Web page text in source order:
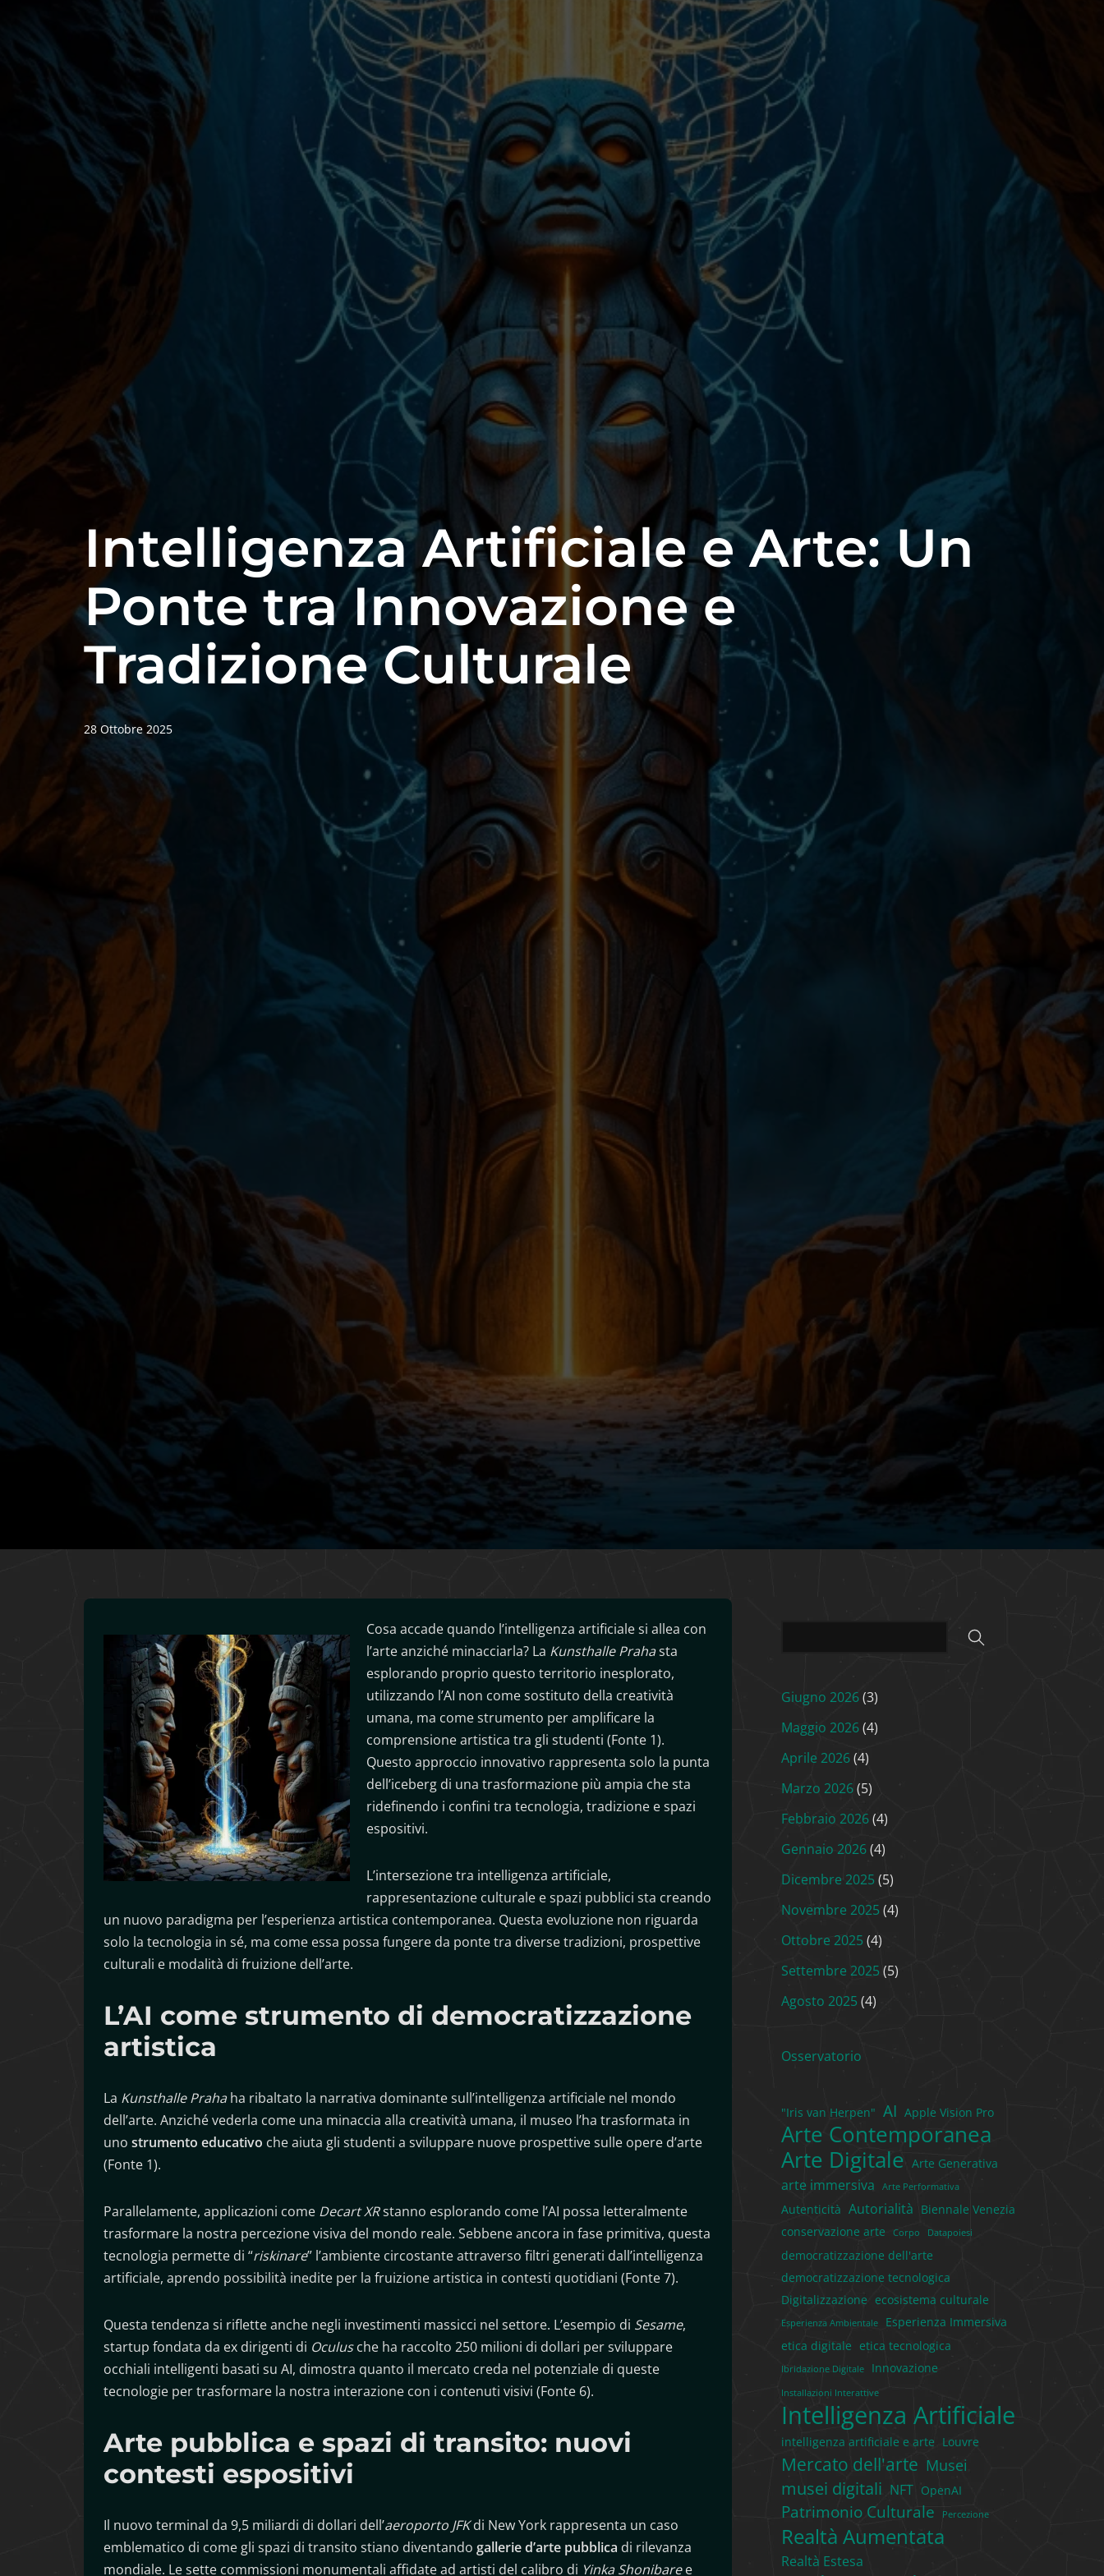
Intelligenza Artificiale e Arte: Un
Ponte tra Innovazione e
Tradizione Culturale
28 Ottobre 2025
Cosa accade quando l’intelligenza artificiale si allea con
l’arte anziché minacciarla? La Kunsthalle Prahasta
esplorando proprio questo territorio inesplorato,
utilizzando l’AI non come sostituto della creatività
umana, ma come strumento per amplificare la
comprensione artistica tra gli studenti (Fonte 1).
Questo approccio innovativo rappresenta solo la punta
dell’iceberg di una trasformazione più ampia che sta
ridefinendo i confini tra tecnologia, tradizione e spazi
espositivi.
L’intersezione tra intelligenza artificiale,
rappresentazione culturale e spazi pubblici sta creando
un nuovo paradigma per l’esperienza artistica contemporanea. Questa evoluzione non riguarda
solo la tecnologia in sé, ma come essa possa fungere da ponte tra diverse tradizioni, prospettive
culturali e modalità di fruizione dell’arte.
L’AI come strumento di democratizzazione
artistica
La Kunsthalle Prahaha ribaltato la narrativa dominante sull’intelligenza artificiale nel mondo
dell’arte. Anziché vederla come una minaccia alla creatività umana, il museo l’ha trasformata in
uno strumento educativo che aiuta gli studenti a sviluppare nuove prospettive sulle opere d’arte
(Fonte 1).
Parallelamente, applicazioni come Decart XRstanno esplorando come l’AI possa letteralmente
trasformare la nostra percezione visiva del mondo reale. Sebbene ancora in fase primitiva, questa
tecnologia permette di “riskinare” l’ambiente circostante attraverso filtri generati dall’intelligenza
artificiale, aprendo possibilità inedite per la fruizione artistica in contesti quotidiani (Fonte 7).
Questa tendenza si riflette anche negli investimenti massicci nel settore. L’esempio di Sesame,
startup fondata da ex dirigenti di Oculusche ha raccolto 250 milioni di dollari per sviluppare
occhiali intelligenti basati su AI, dimostra quanto il mercato creda nel potenziale di queste
tecnologie per trasformare la nostra interazione con i contenuti visivi (Fonte 6).
Arte pubblica e spazi di transito: nuovi
contesti espositivi
Il nuovo terminal da 9,5 miliardi di dollari dell’aeroporto JFKdi New York rappresenta un caso
emblematico di come gli spazi di transito stiano diventando gallerie d’arte pubblica di rilevanza
mondiale. Le sette commissioni monumentali affidate ad artisti del calibro di Yinka Shonibaree
Giugno 2026(3)
Maggio 2026(4)
Aprile 2026(4)
Marzo 2026(5)
Febbraio 2026(4)
Gennaio 2026(4)
Dicembre 2025 (5)
Novembre 2025 (4)
Ottobre 2025 (4)
Settembre 2025 (5)
Agosto 2025 (4)
Osservatorio
"Iris van Herpen" AI Apple Vision Pro
Arte Contemporanea
Arte Digitale Arte Generativa
arte immersiva Arte Performativa
Autenticità Autorialità Biennale Venezia
conservazione arte
Corpo Datapoiesi
democratizzazione dell'arte
democratizzazione tecnologica
Digitalizzazione ecosistema culturale
Esperienza Ambientale
Esperienza Immersiva
etica digitale etica tecnologica
Ibridazione Digitale Innovazione
Installazioni Interattive
Intelligenza Artificiale
intelligenza artificiale e arte Louvre
Mercato dell'arte Musei
musei digitali NFT OpenAI
Patrimonio Culturale Percezione
Realtà Aumentata
Realtà Estesa